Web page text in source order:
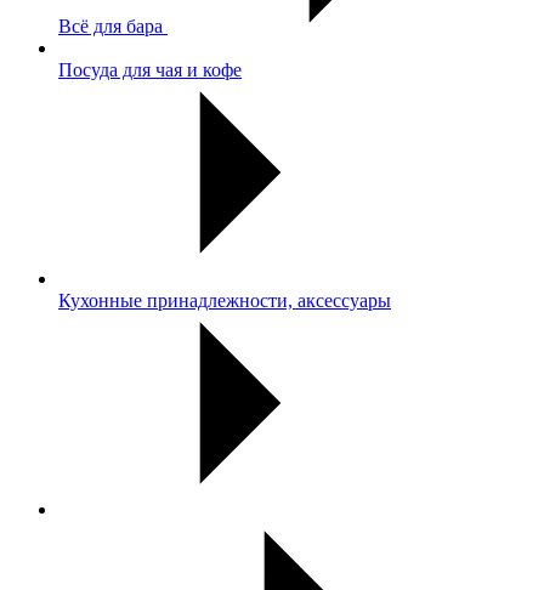
Всё для бара
Посуда для чая и кофе
Кухонные принадлежности, аксессуары